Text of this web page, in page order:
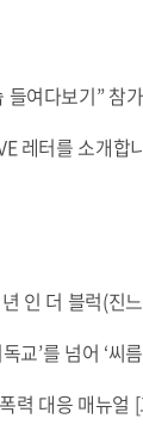
들여다보기” 참
레터를 소개합
인 더 블럭(진
교’를 넘어 ‘씨
력 대응 매뉴얼